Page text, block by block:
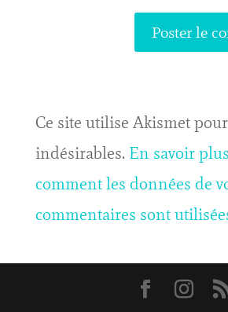
Ce site utilise Akismet
indésirables. En savoir
comment les données de
commentaires sont